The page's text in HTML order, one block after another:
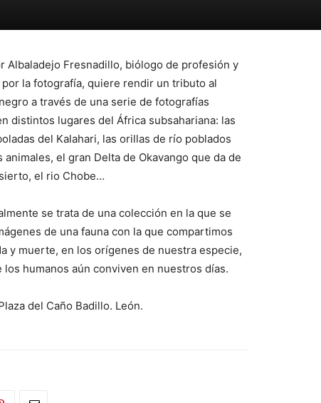
Albaladejo Fresnadillo, biólogo de profesión y
por la fotografía, quiere rendir un tributo al
a través de una serie de fotografías
distintos lugares del África subsahariana: las
del Kalahari, las orillas de río poblados
animales, el gran Delta de Okavango que da de
el rio Chobe…
se trata de una colección en la que se
de una fauna con la que compartimos
y muerte, en los orígenes de nuestra especie,
los humanos aún conviven en nuestros días.
del Caño Badillo. León.